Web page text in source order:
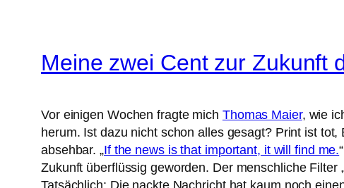
Meine zwei Cent zur Zukunft
Vor einigen Wochen fragte mich Thomas Maier, wie
herum. Ist dazu nicht schon alles gesagt? Print ist
absehbar. „If the news is that important, it will find me.
Zukunft überflüssig geworden. Der menschliche